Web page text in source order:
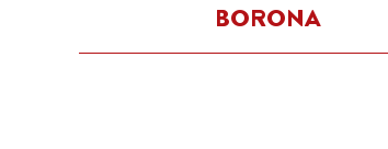
BORONA